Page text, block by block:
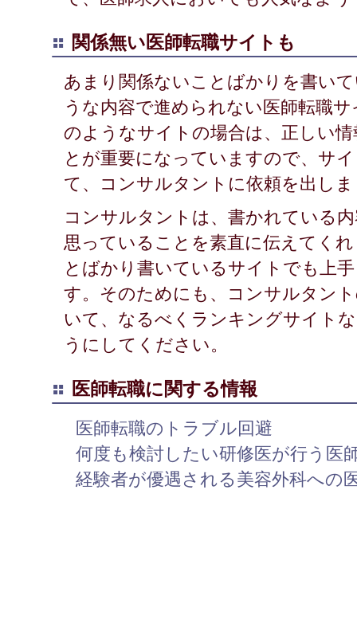
関係無い医師転職サイトも
あまり関係ないことばかりを書い
うな内容で進められない医師転職
のようなサイトの場合は、正しい
とが重要になっていますので、サ
て、コンサルタントに依頼を出し
コンサルタントは、書かれている
思っていることを素直に伝えてく
とばかり書いているサイトでも上
す。そのためにも、コンサルタン
いて、なるべくランキングサイト
うにしてください。
医師転職に関する情報
医師転職のトラブル回避
何度も検討したい研修医が行う医
経験者が優遇される美容外科への